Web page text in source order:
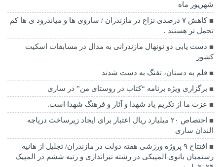
شهریور ماه
کاهش ۷ درصدی نزاع در مازندران / ساروی ها و میاندرود ی ها کم
تحمل تر هستند‌ .
دست یابی دو نونهال مازندرانی به مدال در مسابقات اسکیت
کشور
قلم به دستان، تفنگ به دست شدند
برگزاری ویژه برنامه “کتاب در روستای من” در ساری
عزت ما از تکریم یاد شهدا و آثار و فرهنگ شهدا است.
اختصاص ۲۰ میلیارد ریال اعتبار برای ایجاد زیرساخت دریاچه
الندان ساری
افتتاح ۹ پروژه ورزشی هفته دولت در مازندران/ تجلیل از هانیه
رستمیان بانوی المپیکی در رشته تیراندازی و رتبه ششم در المپیک